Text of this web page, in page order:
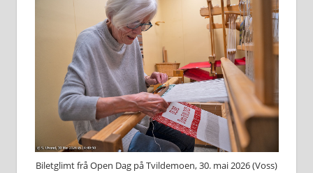
Biletglimt frå Open Dag på Tvildemoen, 30. mai 2026 (Voss)